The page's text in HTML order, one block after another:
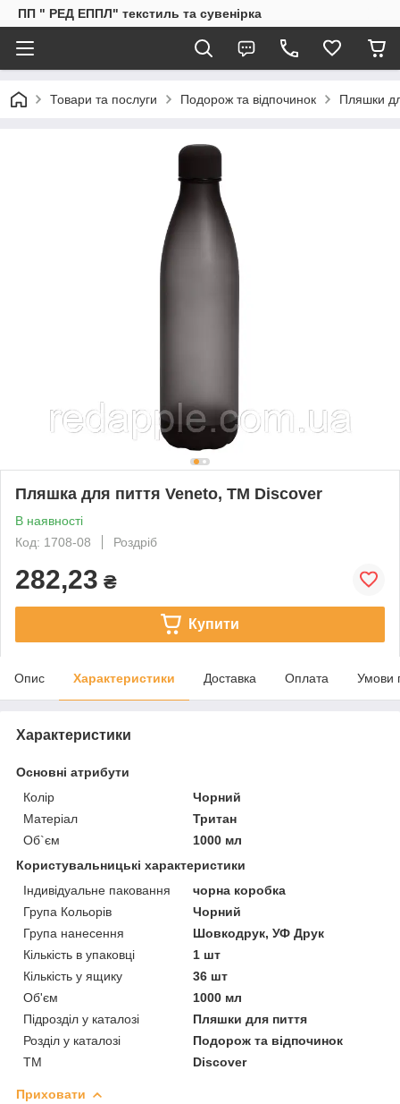
ПП " РЕД ЕППЛ" текстиль та сувенірка
Товари та послуги Подорож та відпочинок Пляшки
Пляшка для пиття Veneto, TM Discover
В наявності
Код: 1708-08
Роздріб
282,23 ₴
Купити
Опис Характеристики Доставка Оплата Умови
Характеристики
Основні атрибути
Колір
Чорний
Матеріал
Тритан
Об`єм
1000 мл
Користувальницькі характеристики
Індивідуальне паковання
чорна коробка
Група Кольорів
Чорний
Група нанесення
Шовкодрук, УФ Друк
Кількість в упаковці
1 шт
Кількість у ящику
36 шт
Об'єм
1000 мл
Підрозділ у каталозі
Пляшки для пиття
Розділ у каталозі
Подорож та відпочинок
ТМ
Discover
Приховати